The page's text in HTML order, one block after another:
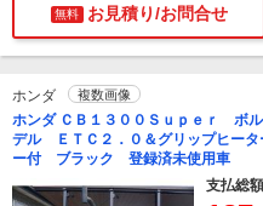
無料 お見積り/お問合せ
ホンダ 複数画像
ホンダ ＣＢ１３００Ｓｕｐｅｒ ボ
デル ＥＴＣ２．０＆グリップヒー
ー付 ブラック 登録済未使用車
支払総額